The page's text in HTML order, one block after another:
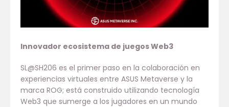
Innovador ecosistema de juegos Web3
SL@SH206 es el primer paso en la colaboración en
experiencias virtuales entre ASUS Metaverse y la
marca ROG; está construido utilizando tecnología
Web3 que sumerge a los jugadores en un mundo